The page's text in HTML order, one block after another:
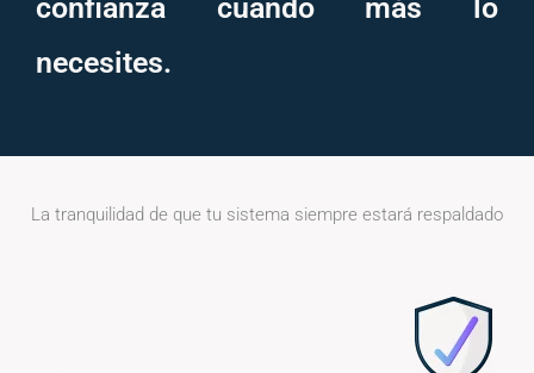
confianza cuando más lo
necesites.
La tranquilidad de que tu sistema siempre estará respaldado